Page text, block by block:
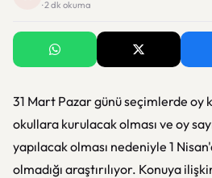
· 2 dk okuma
31 Mart Pazar günü seçimlerde oy
okullara kurulacak olması ve oy
yapılacak olması nedeniyle 1
olmadığı araştırılıyor. Konuya